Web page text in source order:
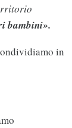
bambini».
in